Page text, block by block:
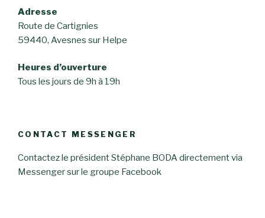
Adresse
Route de Cartignies
59440, Avesnes sur Helpe
Heures d’ouverture
Tous les jours de 9h à 19h
CONTACT MESSENGER
Contactez le président Stéphane BODA directement via
Messenger sur le groupe Facebook